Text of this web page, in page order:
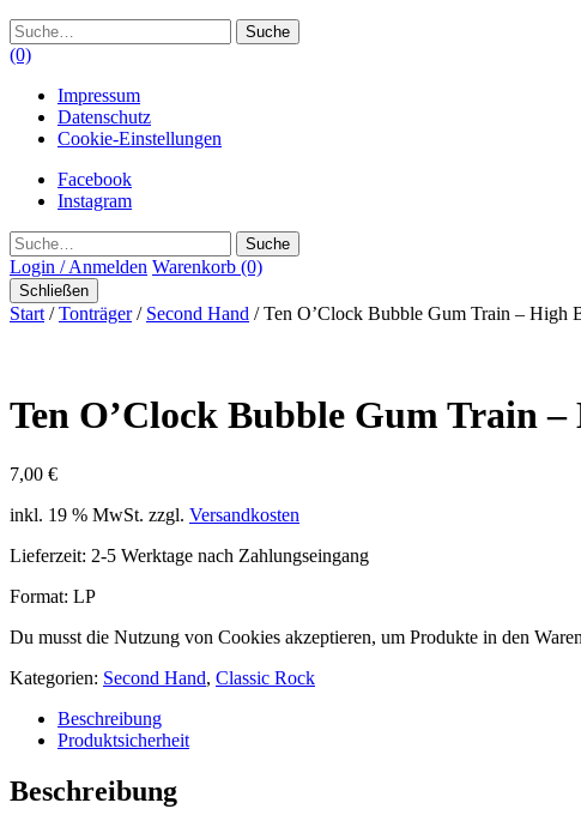
Suche
(0)
Impressum
Datenschutz
Cookie-Einstellungen
Facebook
Instagram
Suche
Login / Anmelden Warenkorb (0)
Schließen
Start /Tonträger/ Second Hand / Ten O’Clock Bubble Gum Train – High
Ten O’Clock Bubble Gum Train
7,00 €
inkl. 19 % MwSt. zzgl. Versandkosten
Lieferzeit: 2-5 Werktage nach Zahlungseingang
Format: LP
Du musst die Nutzung von Cookies akzeptieren, um Produkte in den
Kategorien: Second Hand, Classic Rock
Beschreibung
Produktsicherheit
Beschreibung